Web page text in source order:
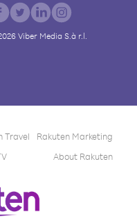
Viber Media S.à r.l.
Travel
Rakuten Marketing
About Rakuten